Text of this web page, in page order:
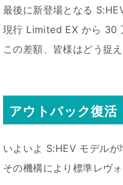
最後に新登場となる
現行 Limited EX から 30
この差額、皆様はどう捉え
アウトバック復活
いよいよ S:HEV モデルが
その機構により標準レヴ